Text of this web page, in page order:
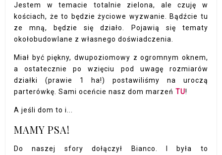
Jestem w temacie totalnie zielona, ale czuję w
kościach, że to będzie życiowe wyzwanie. Bądźcie tu
ze mną, będzie się działo. Pojawią się tematy
okołobudowlane z własnego doświadczenia.
Miał być piękny, dwupoziomowy z ogromnym oknem,
a ostatecznie po wzięciu pod uwagę rozmiarów
działki (prawie 1 ha!) postawiliśmy na uroczą
parterówkę. Sami oceńcie nasz dom marzeńTU!
A jeśli dom to i...
MAMY PSA!
Do naszej sfory dołączył Bianco. I była to